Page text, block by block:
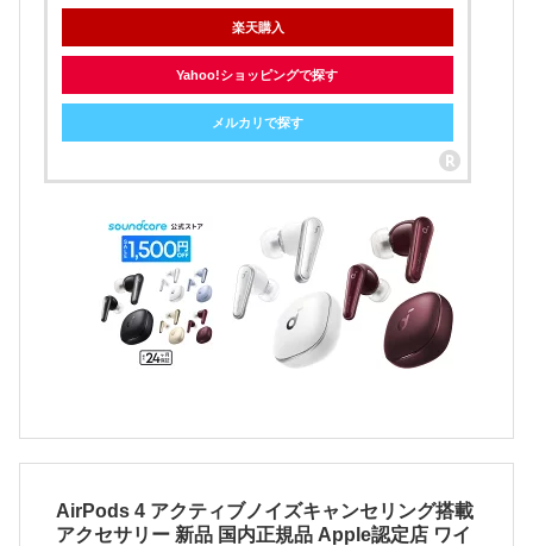
楽天購入
Yahoo!ショッピングで探す
メルカリで探す
AirPods 4 アクティブノイズキャンセリング搭載
アクセサリー 新品 国内正規品 Apple認定店 ワイ